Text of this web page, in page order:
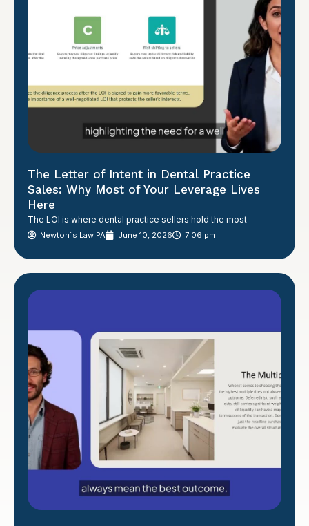
The Letter of Intent in Dental Practice
Sales: Why Most of Your Leverage Lives
Here
The LOI is where dental practice sellers hold the most
Newton´s Law PA June 10, 2026 7:06 pm